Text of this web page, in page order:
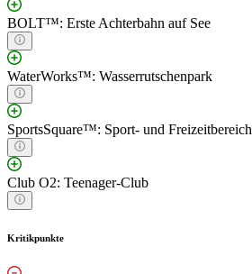
BOLT™: Erste Achterbahn auf See
WaterWorks™: Wasserrutschenpark
SportsSquare™: Sport- und Freizeitbereich
Club O2: Teenager-Club
Kritikpunkte